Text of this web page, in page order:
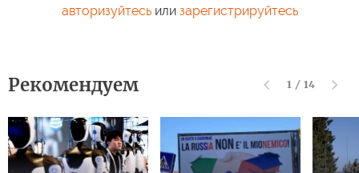
авторизуйтесьили зарегистрируйтесь
Рекомендуем 1 / 14